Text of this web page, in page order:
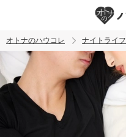
トレンド ワード
吸うやつ
オトナのハウコレ ナイトライフ